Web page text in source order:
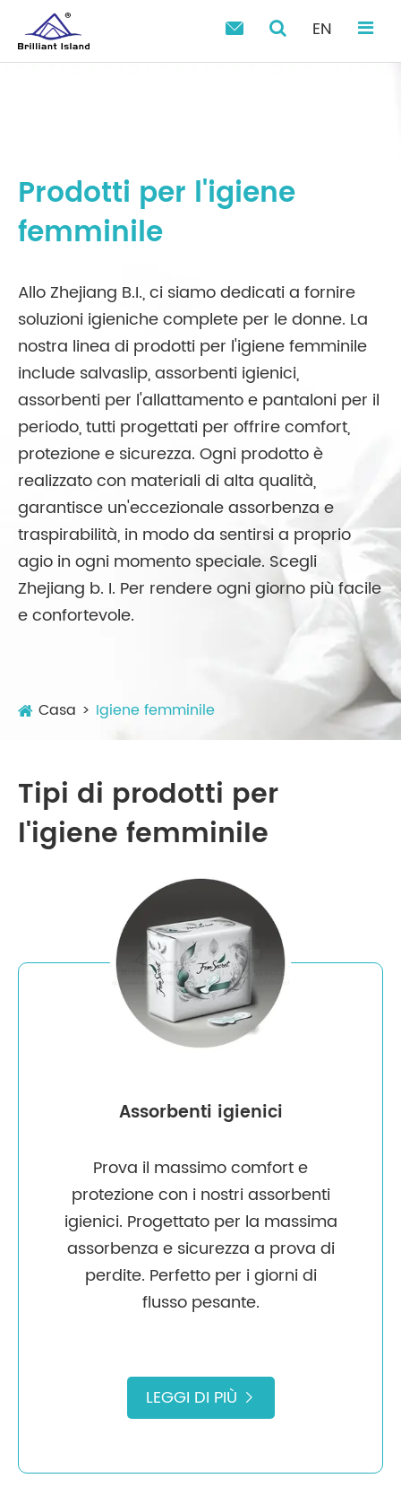
 EN
Prodotti per l'igiene
femminile
Allo Zhejiang B.I., ci siamo dedicati a fornire
soluzioni igieniche complete per le donne. La
nostra linea di prodotti per l'igiene femminile
include salvaslip, assorbenti igienici,
assorbenti per l'allattamento e pantaloni per il
periodo, tutti progettati per offrire comfort,
protezione e sicurezza. Ogni prodotto è
realizzato con materiali di alta qualità,
garantisce un'eccezionale assorbenza e
traspirabilità, in modo da sentirsi a proprio
agio in ogni momento speciale. Scegli
Zhejiang b. I. Per rendere ogni giorno più facile
e confortevole.
Casa Igiene femminile
Tipi di prodotti per
l'igiene femminile
Assorbenti igienici
Prova il massimo comfort e
protezione con i nostri assorbenti
igienici. Progettato per la massima
assorbenza e sicurezza a prova di
perdite. Perfetto per i giorni di
flusso pesante.
LEGGI DI PIÙ 